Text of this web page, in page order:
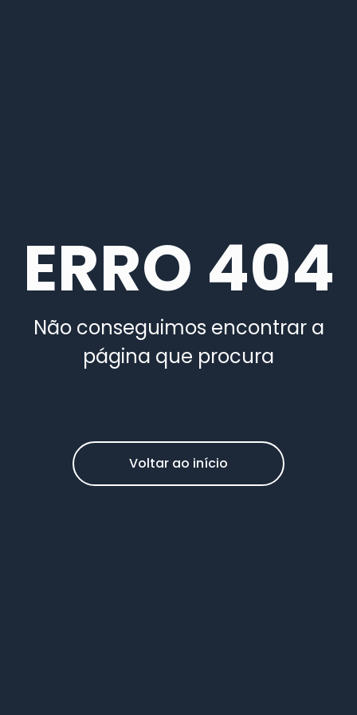
ERRO 404
Não conseguimos encontrar a
página que procura
Voltar ao início